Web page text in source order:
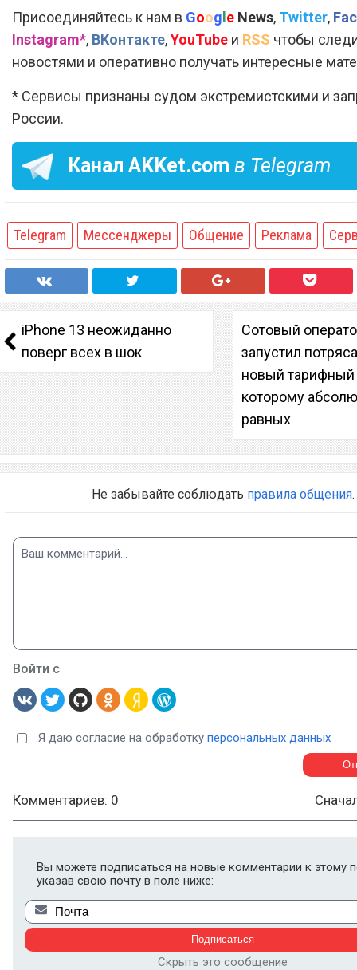
Присоединяйтесь к нам в Google News, Twitter,
Instagram*, ВКонтакте,YouTube и RSS чтобы
новостями и оперативно получать интересные
* Сервисы признаны судом экстремистскими и
России.
Канал AKKet.com в Telegram
Telegram Мессенджеры Общение Реклама
iPhone 13 неожиданно
поверг всех в шок
Сотовый
запустил
новый тарифный
которому
равных
Не забывайте соблюдать правила общения.
Войти с
Я даю согласие на обработку персональных данных
Комментариев: 0
Вы можете подписаться на новые комментарии к этому
указав свою почту в поле ниже:
Скрыть это сообщение